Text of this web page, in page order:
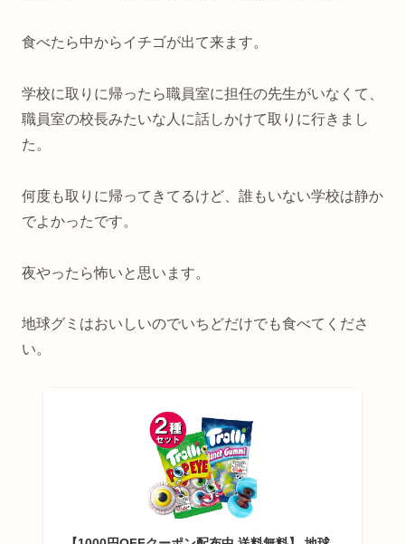
食べたら中からイチゴが出て来ます。
学校に取りに帰ったら職員室に担任の先生がいなくて、
職員室の校長みたいな人に話しかけて取りに行きまし
た。
何度も取りに帰ってきてるけど、誰もいない学校は静か
でよかったです。
夜やったら怖いと思います。
地球グミはおいしいのでいちどだけでも食べてくださ
い。